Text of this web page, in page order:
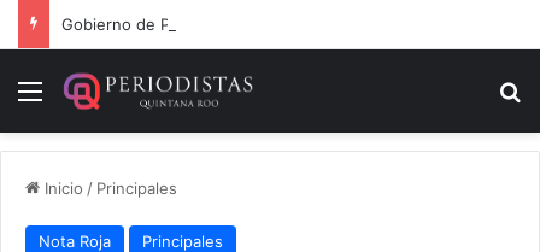
Menú
Inicio / Principales
Nota Roja Principales